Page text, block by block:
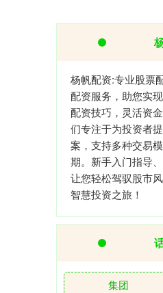
杨帆配资:专业股票
配资服务，助您实
配资技巧，灵活资
们专注于为投资者
案，支持多种交易
期。新手入门指导
让您轻松驾驭股市
智慧投资之旅！
集团